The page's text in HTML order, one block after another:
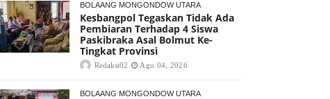
BOLAANG MONGONDOW UTARA
Kesbangpol Tegaskan Tidak Ada
Pembiaran Terhadap 4 Siswa
Paskibraka Asal Bolmut Ke-
Tingkat Provinsi
Redaksi02 Agu 04, 2026
BOLAANG MONGONDOW UTARA